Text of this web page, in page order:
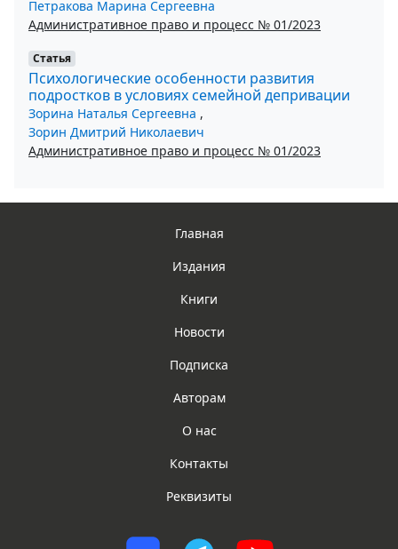
Петракова Марина Сергеевна
Административное право и процесс № 01/2023
Статья
Психологические особенности развития
подростков в условиях семейной депривации
Зорина Наталья Сергеевна ,
Зорин Дмитрий Николаевич
Административное право и процесс № 01/2023
Главная
Издания
Книги
Новости
Подписка
Авторам
О нас
Контакты
Реквизиты